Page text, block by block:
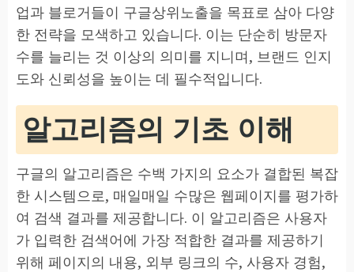
업과 블로거들이 구글상위노출을 목표로 삼아 다양
한 전략을 모색하고 있습니다. 이는 단순히 방문자
수를 늘리는 것 이상의 의미를 지니며, 브랜드 인지
도와 신뢰성을 높이는 데 필수적입니다.
알고리즘의 기초 이해
구글의 알고리즘은 수백 가지의 요소가 결합된 복잡
한 시스템으로, 매일매일 수많은 웹페이지를 평가하
여 검색 결과를 제공합니다. 이 알고리즘은 사용자
가 입력한 검색어에 가장 적합한 결과를 제공하기
위해 페이지의 내용, 외부 링크의 수, 사용자 경험,